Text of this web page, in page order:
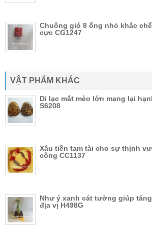
Chuông gió 8 ống nhỏ khắc
cực CG1247
VẬT PHẨM KHÁC
Di lạc mắt mèo lớn mang lại
S6208
Xâu tiền tam tài cho sự thịnh
công CC1137
Như ý xanh cát tường giúp
địa vị H498G